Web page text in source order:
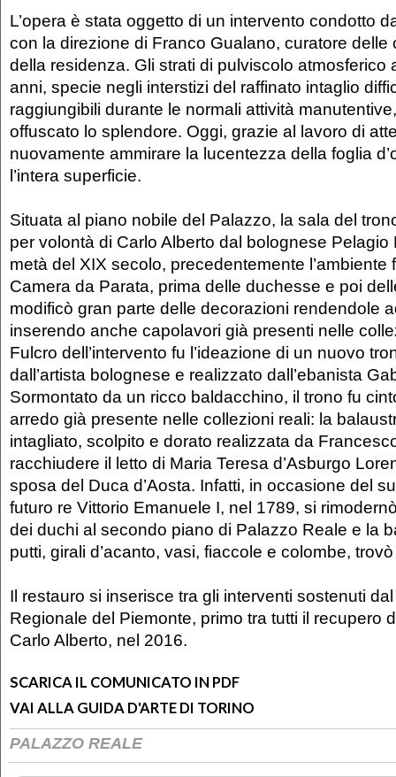
L’opera è stata oggetto di un intervento condotto
con la direzione di Franco Gualano, curatore delle
della residenza. Gli strati di pulviscolo atmosferico
anni, specie negli interstizi del raffinato intaglio
raggiungibili durante le normali attività
offuscato lo splendore. Oggi, grazie al lavoro di
nuovamente ammirare la lucentezza della foglia
l’intera superficie.
Situata al piano nobile del Palazzo, la sala del
per volontà di Carlo Alberto dal bolognese Pelagio
metà del XIX secolo, precedentemente l’ambiente
Camera da Parata, prima delle duchesse e poi
modificò gran parte delle decorazioni rendendole
inserendo anche capolavori già presenti nelle
Fulcro dell’intervento fu l’ideazione di un nuovo
dall’artista bolognese e realizzato dall’ebanista
Sormontato da un ricco baldacchino, il trono fu
arredo già presente nelle collezioni reali: la
intagliato, scolpito e dorato realizzata da
racchiudere il letto di Maria Teresa d’Asburgo
sposa del Duca d’Aosta. Infatti, in occasione del
futuro re Vittorio Emanuele I, nel 1789, si
dei duchi al secondo piano di Palazzo Reale e la
putti, girali d’acanto, vasi, fiaccole e colombe,
Il restauro si inserisce tra gli interventi sostenuti
Regionale del Piemonte, primo tra tutti il recupero
Carlo Alberto, nel 2016.
SCARICA IL COMUNICATO IN PDF
VAI ALLA GUIDA D'ARTE DI TORINO
PALAZZO REALE